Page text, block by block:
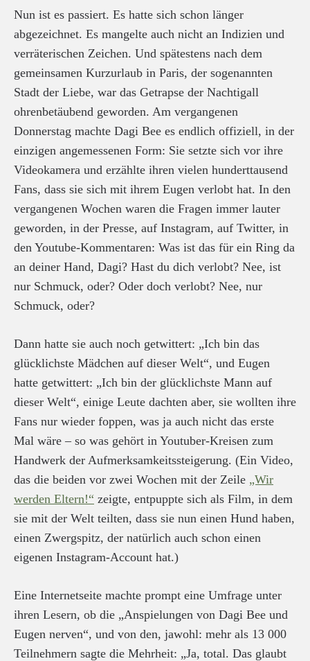
Nun ist es passiert. Es hatte sich schon länger
abgezeichnet. Es mangelte auch nicht an Indizien und
verräterischen Zeichen. Und spätestens nach dem
gemeinsamen Kurzurlaub in Paris, der sogenannten
Stadt der Liebe, war das Getrapse der Nachtigall
ohrenbetäubend geworden. Am vergangenen
Donnerstag machte Dagi Bee es endlich offiziell, in der
einzigen angemessenen Form: Sie setzte sich vor ihre
Videokamera und erzählte ihren vielen hunderttausend
Fans, dass sie sich mit ihrem Eugen verlobt hat. In den
vergangenen Wochen waren die Fragen immer lauter
geworden, in der Presse, auf Instagram, auf Twitter, in
den Youtube-Kommentaren: Was ist das für ein Ring da
an deiner Hand, Dagi? Hast du dich verlobt? Nee, ist
nur Schmuck, oder? Oder doch verlobt? Nee, nur
Schmuck, oder?
Dann hatte sie auch noch getwittert: „Ich bin das
glücklichste Mädchen auf dieser Welt“, und Eugen
hatte getwittert: „Ich bin der glücklichste Mann auf
dieser Welt“, einige Leute dachten aber, sie wollten ihre
Fans nur wieder foppen, was ja auch nicht das erste
Mal wäre – so was gehört in Youtuber-Kreisen zum
Handwerk der Aufmerksamkeitssteigerung. (Ein Video,
das die beiden vor zwei Wochen mit der Zeile „Wir
werden Eltern!“ zeigte, entpuppte sich als Film, in dem
sie mit der Welt teilten, dass sie nun einen Hund haben,
einen Zwergspitz, der natürlich auch schon einen
eigenen Instagram-Account hat.)
Eine Internetseite machte prompt eine Umfrage unter
ihren Lesern, ob die „Anspielungen von Dagi Bee und
Eugen nerven“, und von den, jawohl: mehr als 13 000
Teilnehmern sagte die Mehrheit: „Ja, total. Das glaubt